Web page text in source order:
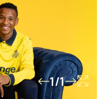
1/1